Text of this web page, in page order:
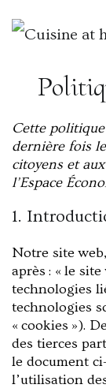
Cette
dernière fois
citoyens et
l’Espace
1.
Notre site web,
après : « le
technologies
technologies
« cookies »).
des tierces
le document
l’utilisation